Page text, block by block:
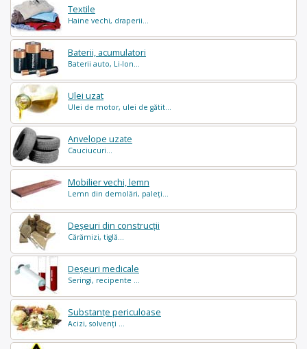
Textile
Haine vechi, draperii...
Baterii, acumulatori
Baterii auto, Li-Ion...
Ulei uzat
Ulei de motor, ulei de gătit...
Anvelope uzate
Cauciucuri...
Mobilier vechi, lemn
Lemn din demolări, paleți...
Deșeuri din construcții
Cărămizi, tiglă...
Deșeuri medicale
Seringi, recipente ...
Substanțe periculoase
Acizi, solvenți ...